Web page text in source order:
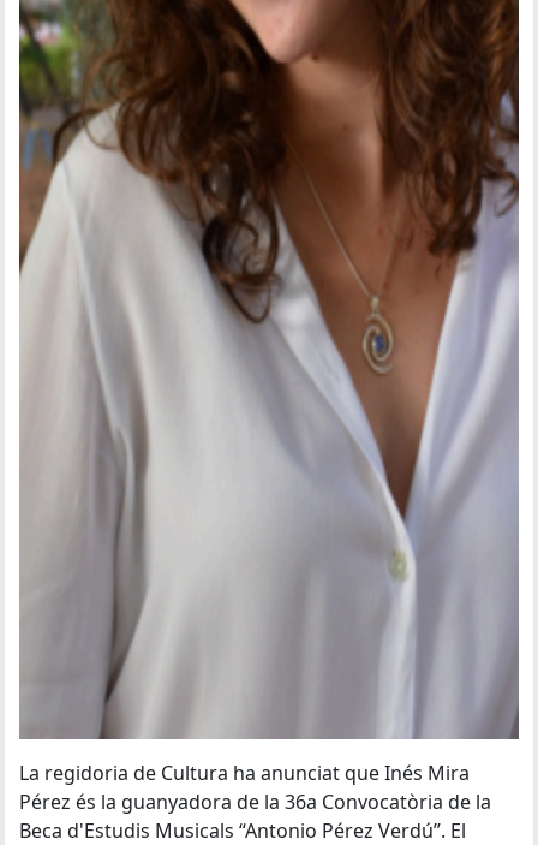
La regidoria de Cultura ha anunciat que Inés Mira
Pérez és la guanyadora de la 36a Convocatòria de la
Beca d'Estudis Musicals “Antonio Pérez Verdú”. El